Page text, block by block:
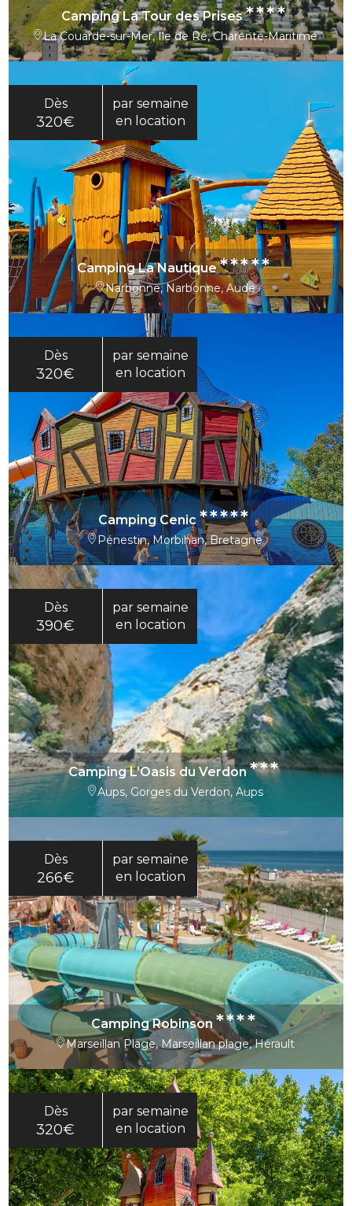
Camping La Tour des Prises****
La Couarde-sur-Mer, Ile de Ré, Charente-Maritime
Dès
320€
par semaine
en location
Camping La Nautique*****
Narbonne, Narbonne, Aude
Dès
320€
par semaine
en location
Camping Cenic *****
Pénestin, Morbihan, Bretagne
Dès
390€
par semaine
en location
Camping L’Oasis du Verdon***
Aups, Gorges du Verdon, Aups
Dès
266€
par semaine
en location
Camping Robinson****
Marseillan Plage, Marseillan plage, Hérault
Dès
320€
par semaine
en location